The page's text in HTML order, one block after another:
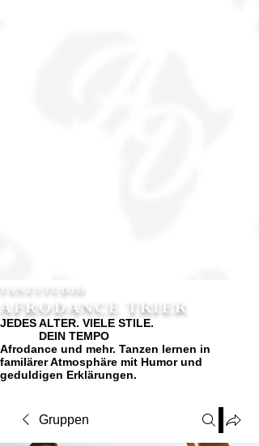
TANZSTUDIO
AFRODANCE TRIER
JEDES ALTER. VIELE STILE.
DEIN TEMPO
Afrodance und mehr. Tanzen lernen in
familärer Atmosphäre mit Humor und
geduldigen Erklärungen.
Gruppen